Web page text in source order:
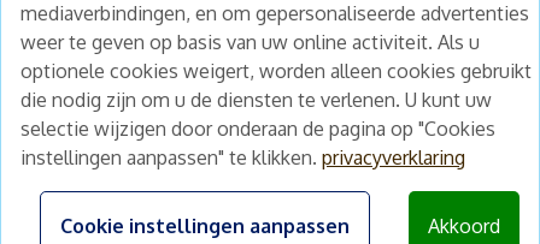
mediaverbindingen, en om gepersonaliseerde advertenties
weer te geven op basis van uw online activiteit. Als u
optionele cookies weigert, worden alleen cookies gebruikt
die nodig zijn om u de diensten te verlenen. U kunt uw
selectie wijzigen door onderaan de pagina op "Cookies
instellingen aanpassen" te klikken. privacyverklaring
Cookie instellingen aanpassen Akkoord
Schrijf je nu in en ontvang wekelijks ons
nieuwe aanbod vastgoedbeleggingen.
Nieuwsbrief Abonneren
Home
Te koop
Nieuws
Schimmelstraat 5H
1053 TA Amsterdam
+31 (0) 30 225 31 12